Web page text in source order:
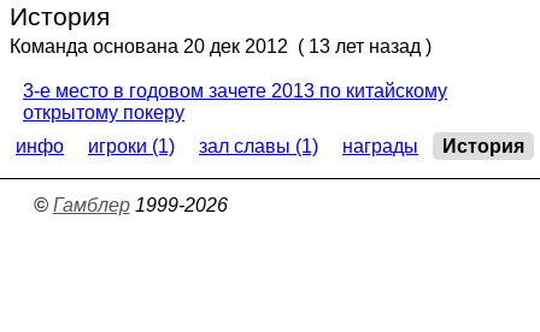
История
Команда основана 20 дек 2012 ( 13 лет назад )
3-е место в годовом зачете 2013 по китайскому
открытому покеру
инфо
игроки (1) зал славы (1) награды История
© Гамблер1999-2026